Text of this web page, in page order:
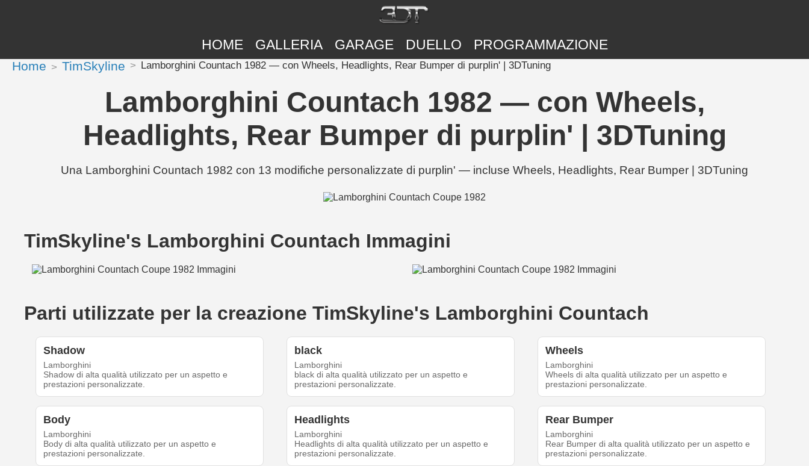
HOME GALLERIA GARAGE DUELLO PROGRAMMAZIONE
Home TimSkyline Lamborghini Countach 1982 — con Wheels, Headlights, Rear Bumper di purplin' | 3DTuning
Lamborghini Countach 1982 — con Wheels,
Headlights, Rear Bumper di purplin' | 3DTuning
Una Lamborghini Countach 1982 con 13 modifiche personalizzate di purplin' — incluse Wheels, Headlights, Rear Bumper | 3DTuning
TimSkyline's Lamborghini Countach Immagini
Parti utilizzate per la creazione TimSkyline's Lamborghini Countach
Shadow
Lamborghini
Shadow di alta qualità utilizzato per un aspetto e
prestazioni personalizzate.
black
Lamborghini
black di alta qualità utilizzato per un aspetto e
prestazioni personalizzate.
Wheels
Lamborghini
Wheels di alta qualità utilizzato per un aspetto e
prestazioni personalizzate.
Body
Lamborghini
Body di alta qualità utilizzato per un aspetto e
prestazioni personalizzate.
Headlights
Lamborghini
Headlights di alta qualità utilizzato per un aspetto e
prestazioni personalizzate.
Rear Bumper
Lamborghini
Rear Bumper di alta qualità utilizzato per un aspetto e
prestazioni personalizzate.